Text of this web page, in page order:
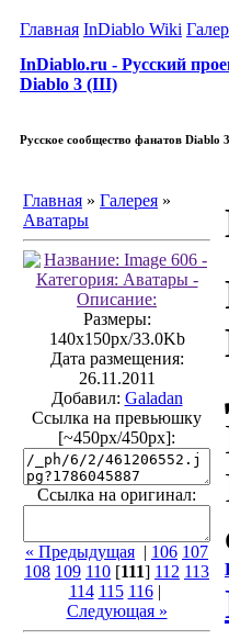
Главная InDiablo Wiki
InDiablo.ru - Русский
Diablo 3 (III)
Русское сообщество фанатов Diablo 3
Главная » Галерея »
Аватары
Размеры:
140x150px/33.0Kb
Дата размещения:
26.11.2011
Добавил: Galadan
Ссылка на превьюшку
[~450px/450px]:
Ссылка на оригинал:
« Предыдущая | 106 107
108 109 110 [111] 112 113
114 115 116|
Следующая »